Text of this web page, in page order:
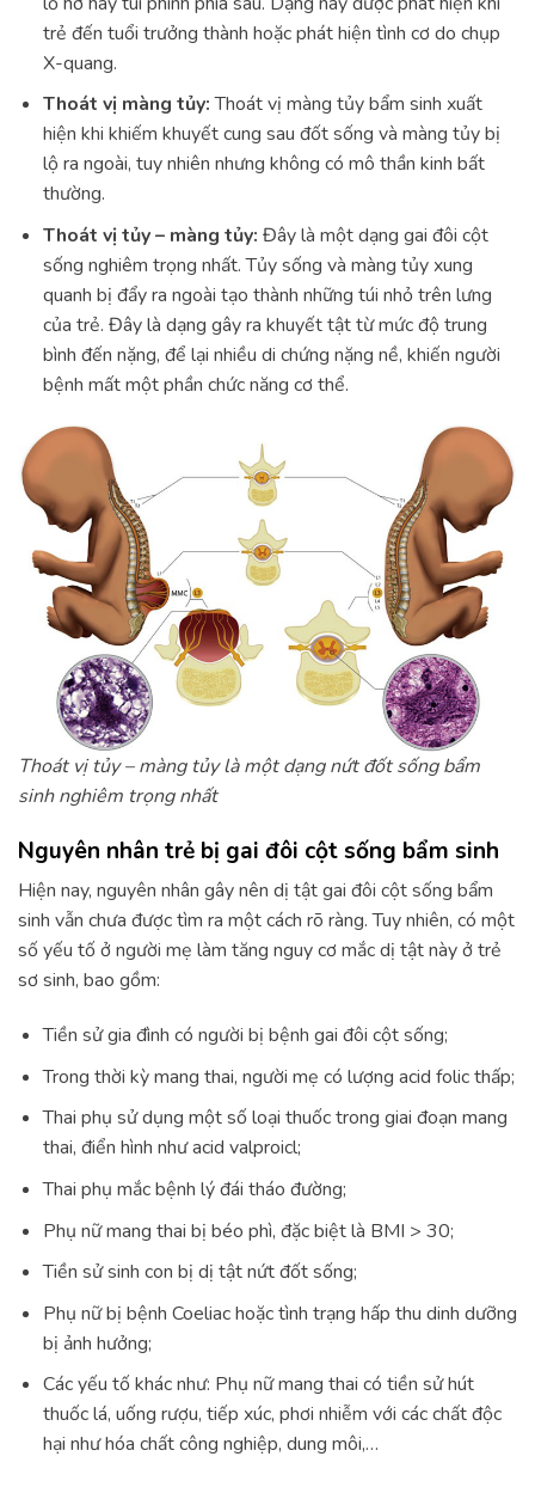
trẻ đến tuổi trưởng thành hoặc phát hiện tình cơ do chụp
X-quang.
Thoát vị màng tủy:Thoát vị màng tủy bẩm sinh xuất
hiện khi khiếm khuyết cung sau đốt sống và màng tủy bị
lộ ra ngoài, tuy nhiên nhưng không có mô thần kinh bất
thường.
Thoát vị tủy – màng tủy: Đây là một dạng gai đôi cột
sống nghiêm trọng nhất. Tủy sống và màng tủy xung
quanh bị đẩy ra ngoài tạo thành những túi nhỏ trên lưng
của trẻ. Đây là dạng gây ra khuyết tật từ mức độ trung
bình đến nặng, để lại nhiều di chứng nặng nề, khiến người
bệnh mất một phần chức năng cơ thể.
Thoát vị tủy – màng tủy là một dạng nứt đốt sống bẩm
sinh nghiêm trọng nhất
Nguyên nhân trẻ bị gai đôi cột sống bẩm sinh
Hiện nay, nguyên nhân gây nên dị tật gai đôi cột sống bẩm
sinh vẫn chưa được tìm ra một cách rõ ràng. Tuy nhiên, có một
số yếu tố ở người mẹ làm tăng nguy cơ mắc dị tật này ở trẻ
sơ sinh, bao gồm:
Tiền sử gia đình có người bị bệnh gai đôi cột sống;
Trong thời kỳ mang thai, người mẹ có lượng acid folic thấp;
Thai phụ sử dụng một số loại thuốc trong giai đoạn mang
thai, điển hình như acid valproicl;
Thai phụ mắc bệnh lý đái tháo đường;
Phụ nữ mang thai bị béo phì, đặc biệt là BMI > 30;
Tiền sử sinh con bị dị tật nứt đốt sống;
Phụ nữ bị bệnh Coeliac hoặc tình trạng hấp thu dinh dưỡng
bị ảnh hưởng;
Các yếu tố khác như: Phụ nữ mang thai có tiền sử hút
thuốc lá, uống rượu, tiếp xúc, phơi nhiễm với các chất độc
hại như hóa chất công nghiệp, dung môi,…